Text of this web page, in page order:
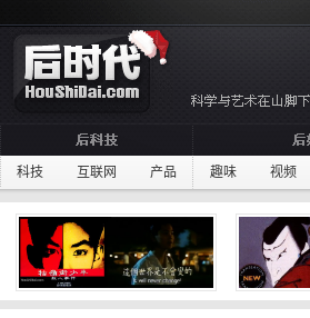
科技 互联网 产品 趣味 视频